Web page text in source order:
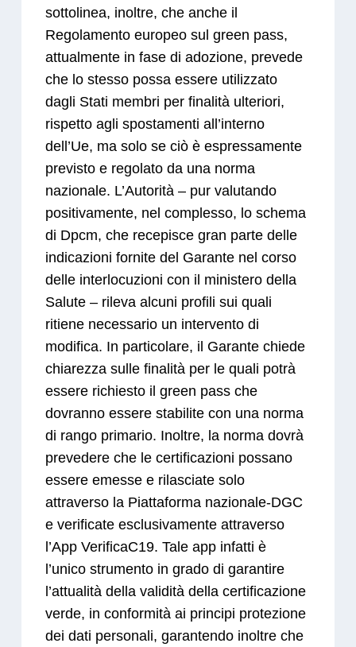
sottolinea, inoltre, che anche il
Regolamento europeo sul green pass,
attualmente in fase di adozione, prevede
che lo stesso possa essere utilizzato
dagli Stati membri per finalità ulteriori,
rispetto agli spostamenti all’interno
dell’Ue, ma solo se ciò è espressamente
previsto e regolato da una norma
nazionale. L’Autorità – pur valutando
positivamente, nel complesso, lo schema
di Dpcm, che recepisce gran parte delle
indicazioni fornite del Garante nel corso
delle interlocuzioni con il ministero della
Salute – rileva alcuni profili sui quali
ritiene necessario un intervento di
modifica. In particolare, il Garante chiede
chiarezza sulle finalità per le quali potrà
essere richiesto il green pass che
dovranno essere stabilite con una norma
di rango primario. Inoltre, la norma dovrà
prevedere che le certificazioni possano
essere emesse e rilasciate solo
attraverso la Piattaforma nazionale-DGC
e verificate esclusivamente attraverso
l’App VerificaC19. Tale app infatti è
l’unico strumento in grado di garantire
l’attualità della validità della certificazione
verde, in conformità ai principi protezione
dei dati personali, garantendo inoltre che